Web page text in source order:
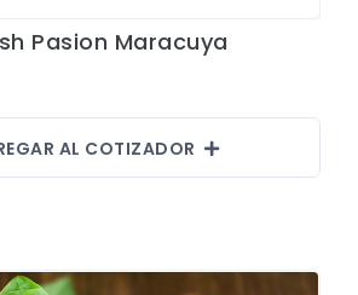
Ver Detalles
Pasion Maracuya
AL COTIZADOR